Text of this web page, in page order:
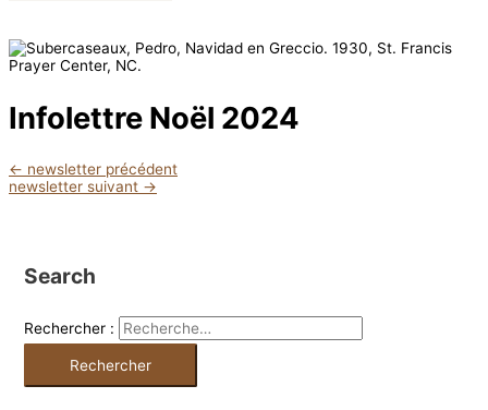
Infolettre Noël 2024
← newsletter précédent
newsletter suivant →
Search
Rechercher :